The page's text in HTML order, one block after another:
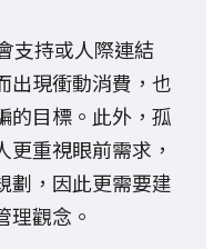
支持或人際連結
出現衝動消費，也
的目標。此外，孤
重視眼前需求，
劃，因此更需要建
理觀念。